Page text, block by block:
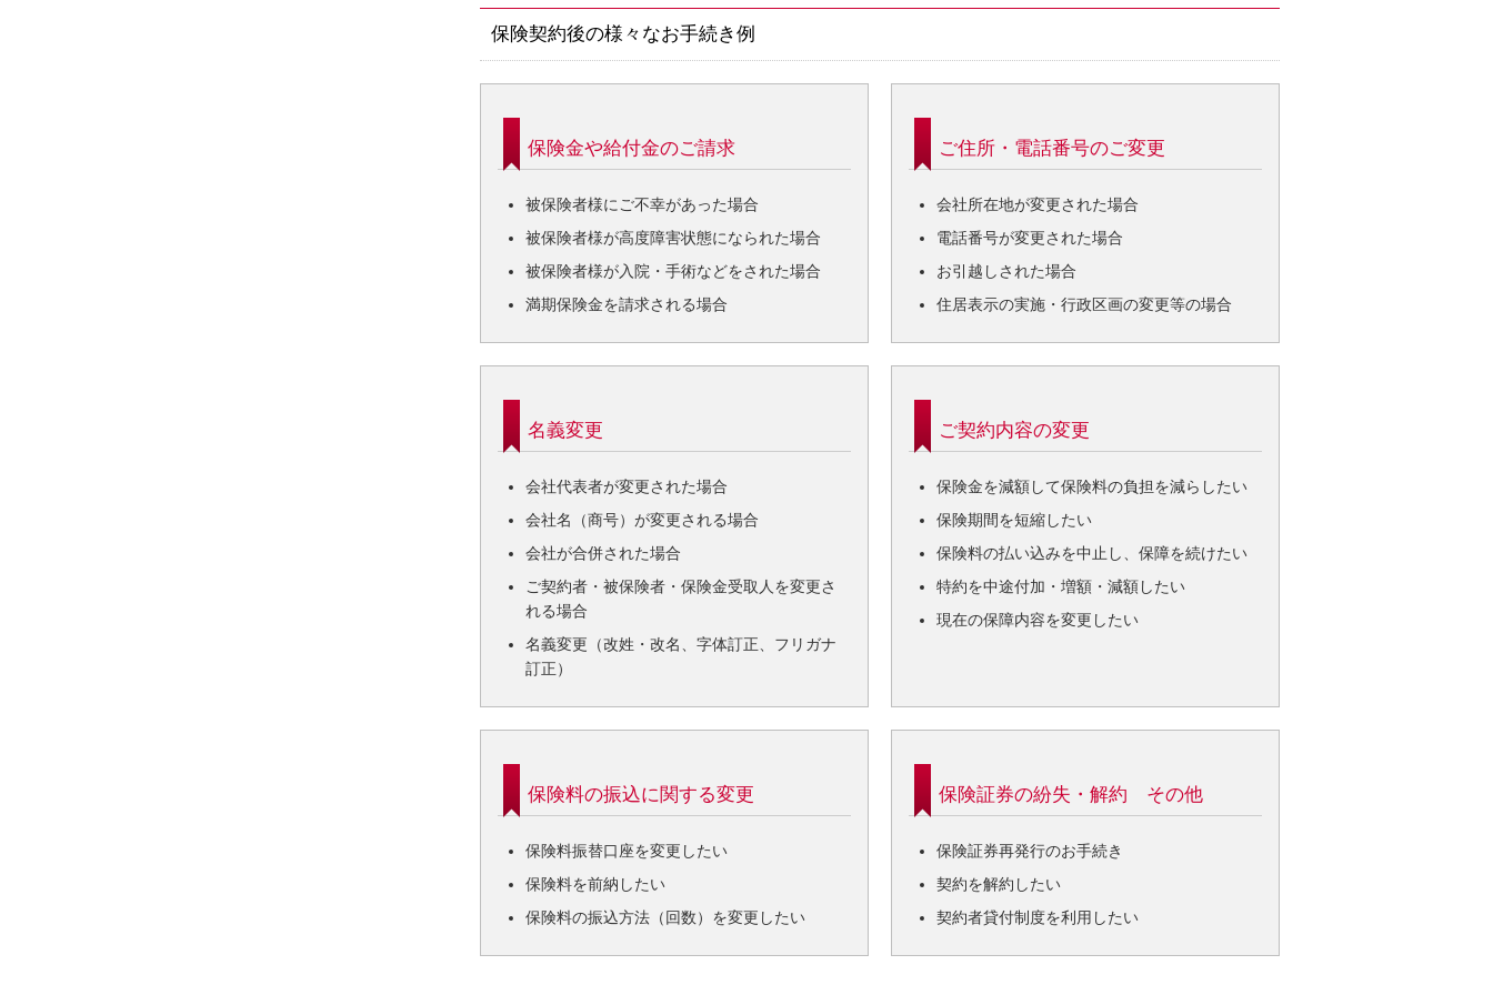
保険契約後の様々なお手続き例
保険金や給付金のご請求
被保険者様にご不幸があった場合
被保険者様が高度障害状態になられた場合
被保険者様が入院・手術などをされた場合
満期保険金を請求される場合
ご住所・電話番号のご変更
会社所在地が変更された場合
電話番号が変更された場合
お引越しされた場合
住居表示の実施・行政区画の変更等の場合
名義変更
会社代表者が変更された場合
会社名（商号）が変更される場合
会社が合併された場合
ご契約者・被保険者・保険金受取人を変更さ
れる場合
名義変更（改姓・改名、字体訂正、フリガナ
訂正）
ご契約内容の変更
保険金を減額して保険料の負担を減らしたい
保険期間を短縮したい
保険料の払い込みを中止し、保障を続けたい
特約を中途付加・増額・減額したい
現在の保障内容を変更したい
保険料の振込に関する変更
保険料振替口座を変更したい
保険料を前納したい
保険料の振込方法（回数）を変更したい
保険証券の紛失・解約 その他
保険証券再発行のお手続き
契約を解約したい
契約者貸付制度を利用したい